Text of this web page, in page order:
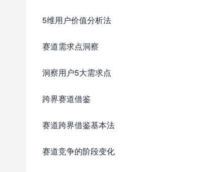
5维用户价值分析法
赛道需求点洞察
洞察用户5大需求点
跨界赛道借鉴
赛道跨界借鉴基本法
赛道竞争的阶段变化